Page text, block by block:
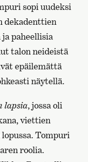
sopi uudeksi
dekadenttien
paheellisia
talon neideistä
epäilemättä
näytellä.
lapsia, jossa oli
viettien
Tompuri
roolia.